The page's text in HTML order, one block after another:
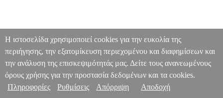
Η ιστοσελίδα χρησιμοποιεί cookies για την ευκολία της
περιήγησης, την εξατομίκευση περιεχομένου και διαφημίσεων και
την ανάλυση της επισκεψιμότητάς μας. Δείτε τους ανανεωμένους
όρους χρήσης για την προστασία δεδομένων και τα cookies.
Πληροφορίες
Ρυθμίσεις Απόρριψη Αποδοχή